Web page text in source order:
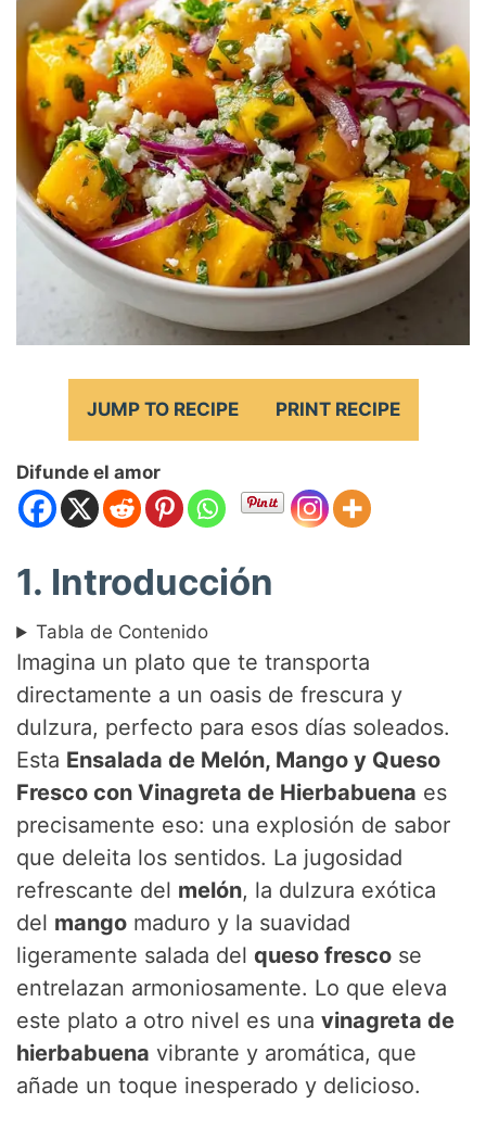
JUMP TO RECIPE PRINT RECIPE
Difunde el amor
1. Introducción
Tabla de Contenido
Imagina un plato que te transporta
directamente a un oasis de frescura y
dulzura, perfecto para esos días soleados.
Esta Ensalada de Melón, Mango y Queso
Fresco con Vinagreta de Hierbabuena es
precisamente eso: una explosión de sabor
que deleita los sentidos. La jugosidad
refrescante del melón, la dulzura exótica
del mango maduro y la suavidad
ligeramente salada delqueso fresco se
entrelazan armoniosamente. Lo que eleva
este plato a otro nivel es unavinagreta de
hierbabuena vibrante y aromática, que
añade un toque inesperado y delicioso.